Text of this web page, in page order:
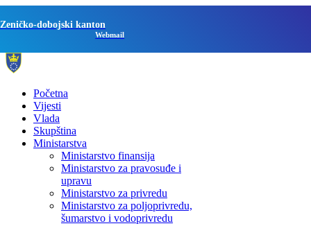
Zeničko-dobojski kanton
Webmail
Početna
Vijesti
Vlada
Skupština
Ministarstva
Ministarstvo finansija
Ministarstvo za pravosuđe i
upravu
Ministarstvo za privredu
Ministarstvo za poljoprivredu,
šumarstvo i vodoprivredu